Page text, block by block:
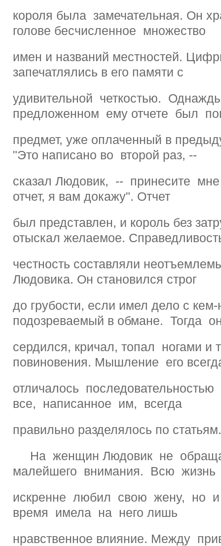
короля была замечательная. Он
голове бесчисленное множество
имен и названий местностей.
запечатлялись в его памяти с
удивительной четкостью.
предложенном ему отчете был
предмет, уже оплаченный в
"Это написано во второй раз, --
сказал Людовик, -- принесите
отчет, я вам докажу". Отчет
был представлен, и король без
отыскал желаемое.
честность составляли
Людовика. Он становился строг
до грубости, если имел дело с кем-
подозреваемый в обмане. Тогда
сердился, кричал, топал ногами и
повиновения. Мышление его
отличалось
все, написанное им, всегда
правильно разделялось по
На женщин Людовик не
малейшего внимания. Всю жизнь
искренне любил свою жену, но
время имела на него лишь
нравственное влияние. Между